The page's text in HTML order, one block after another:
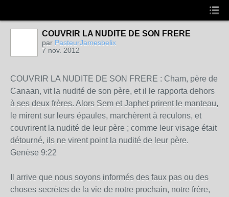
COUVRIR LA NUDITE DE SON FRERE
par PasteurJamesbelix
7 nov. 2012
COUVRIR LA NUDITE DE SON FRERE : Cham, père de
Canaan, vit la nudité de son père, et il le rapporta dehors
à ses deux frères. Alors Sem et Japhet prirent le manteau,
le mirent sur leurs épaules, marchèrent à reculons, et
couvrirent la nudité de leur père ; comme leur visage était
détourné, ils ne virent point la nudité de leur père.
Genèse 9:22
Il arrive que nous soyons informés des faux pas ou des
choses secrètes de la vie de notre prochain, notre frère,